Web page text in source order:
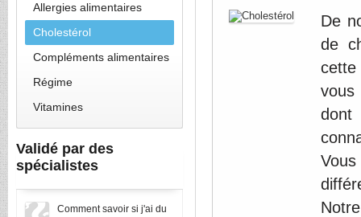
Allergies alimentaires
Cholestérol
Compléments alimentaires
Régime
Vitamines
Validé par des
spécialistes
Comment savoir si j'ai du
De
de
cette
dont